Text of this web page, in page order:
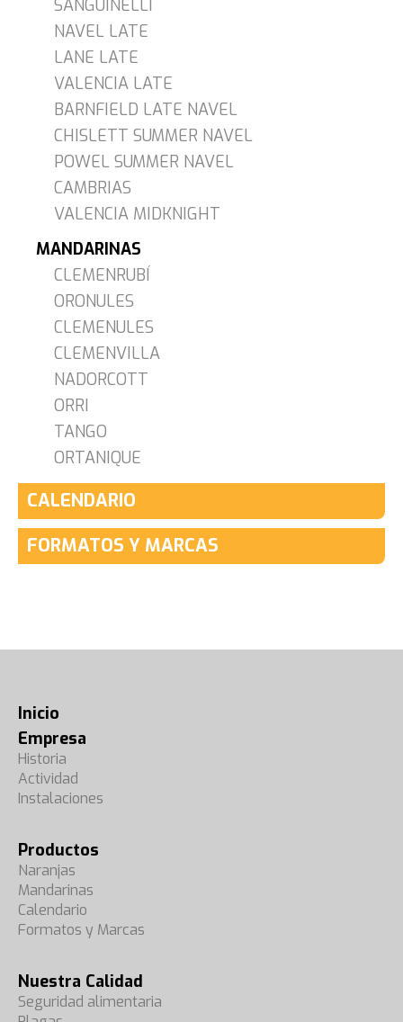
SANGUINELLI
NAVEL LATE
LANE LATE
VALENCIA LATE
BARNFIELD LATE NAVEL
CHISLETT SUMMER NAVEL
POWEL SUMMER NAVEL
CAMBRIAS
VALENCIA MIDKNIGHT
MANDARINAS
CLEMENRUBÍ
ORONULES
CLEMENULES
CLEMENVILLA
NADORCOTT
ORRI
TANGO
ORTANIQUE
CALENDARIO
FORMATOS Y MARCAS
Inicio
Empresa
Historia
Actividad
Instalaciones
Productos
Naranjas
Mandarinas
Calendario
Formatos y Marcas
Nuestra Calidad
Seguridad alimentaria